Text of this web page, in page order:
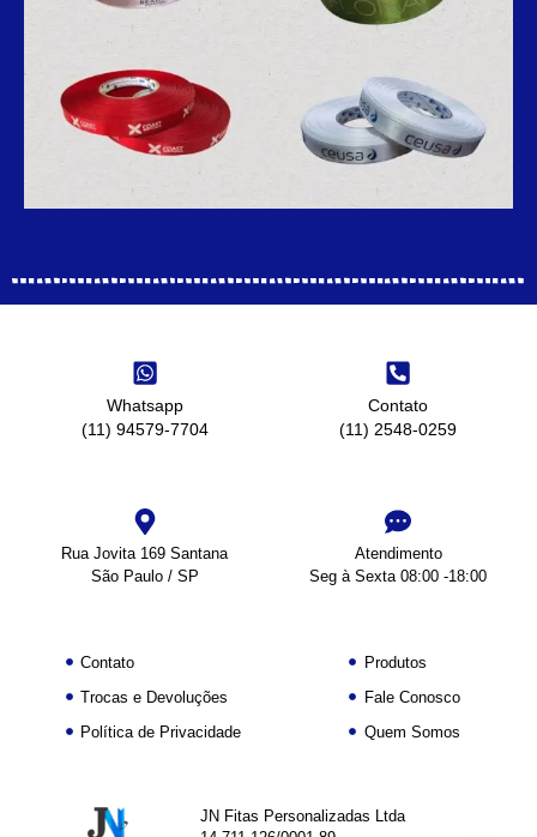
Whatsapp
(11) 94579-7704
Contato
(11) 2548-0259
Rua Jovita 169 Santana
São Paulo / SP
Atendimento
Seg à Sexta 08:00 -18:00
Contato
Trocas e Devoluções
Política de Privacidade
Produtos
Fale Conosco
Quem Somos
JN Fitas Personalizadas Ltda